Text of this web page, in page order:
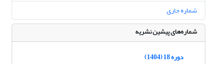
شماره جاری
شماره‌های پیشین نشریه
دوره 18 (1404)